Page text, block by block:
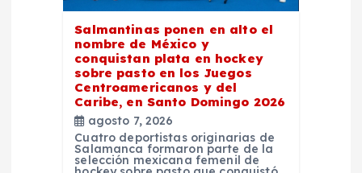
Salmantinas ponen en alto el
nombre de México y
conquistan plata en hockey
sobre pasto en los Juegos
Centroamericanos y del
Caribe, en Santo Domingo 2026
agosto 7, 2026
Cuatro deportistas originarias de
Salamanca formaron parte de la
selección mexicana femenil de